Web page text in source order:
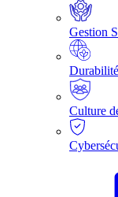
Gestion
Durabilité
Culture